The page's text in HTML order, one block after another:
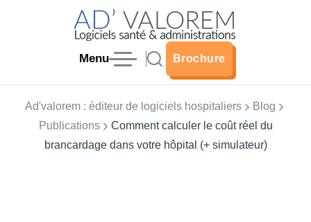
Menu
Brochure
Ad'valorem : éditeur de logiciels hospitaliers
Blog
Publications
Comment calculer le coût réel du
brancardage dans votre hôpital (+ simulateur)